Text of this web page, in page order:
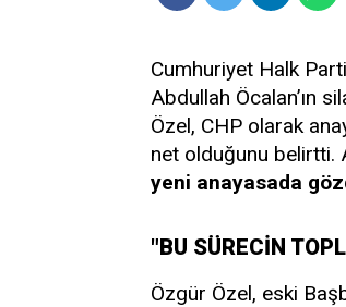
Cumhuriyet Halk
Abdullah Öcalan’ın
Özel, CHP olarak
net olduğunu belirtti.
yeni anayasada
"BU SÜRECİN
Özgür Özel, eski